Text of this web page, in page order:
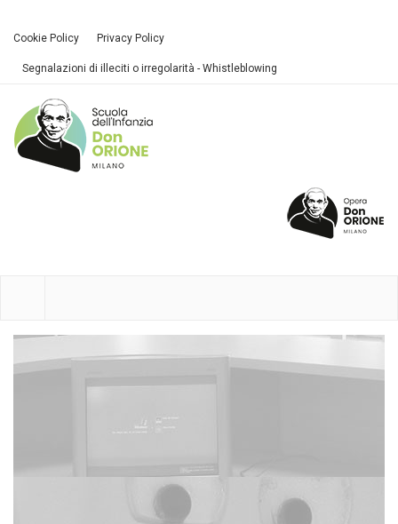
Cookie Policy Privacy Policy
Segnalazioni di illeciti o irregolarità - Whistleblowing